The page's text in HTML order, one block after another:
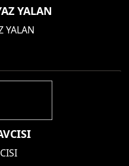
YALAN
YALAN